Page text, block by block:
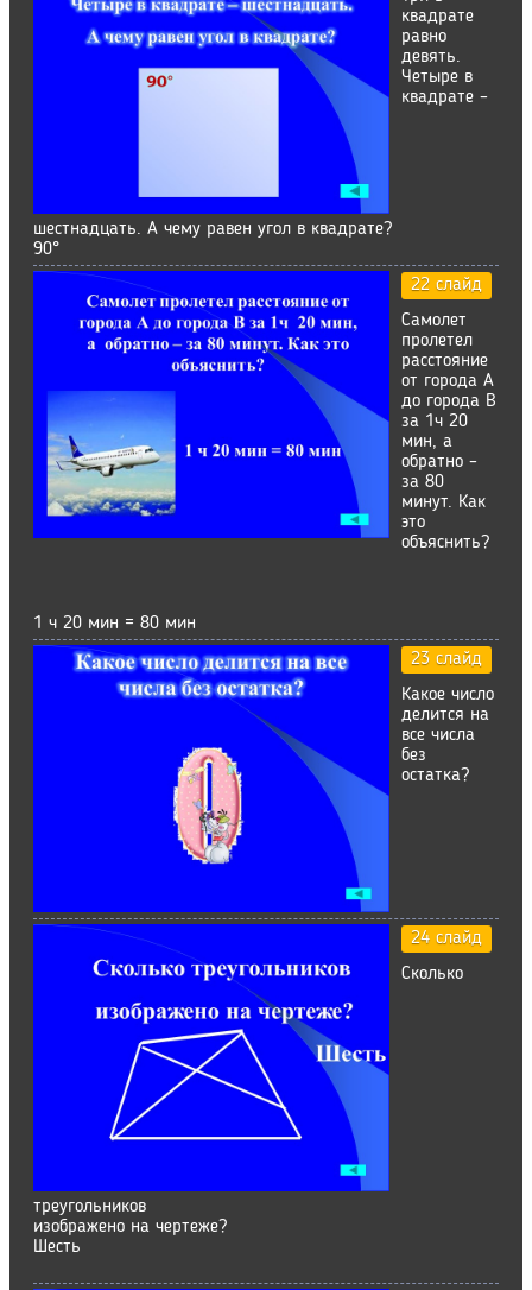
квадрате
равно
девять.
Четыре в
квадрате –
шестнадцать. А чему равен угол в квадрате?
90°
22 слайд
Самолет
пролетел
расстояние
от города А
до города В
за 1ч 20
мин, а
обратно –
за 80
минут. Как
это
объяснить?
1 ч 20 мин = 80 мин
23 слайд
Какое число
делится на
все числа
без
остатка?
24 слайд
Сколько
треугольников
изображено на чертеже?
Шесть